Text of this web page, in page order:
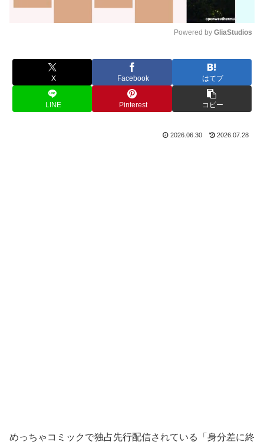
u
t
e
Powered by GliaStudios
X Facebook はてブ
LINE Pinterest コピー
2026.06.30 2026.07.28
めっちゃコミックで独占先行配信されている「身分差に終